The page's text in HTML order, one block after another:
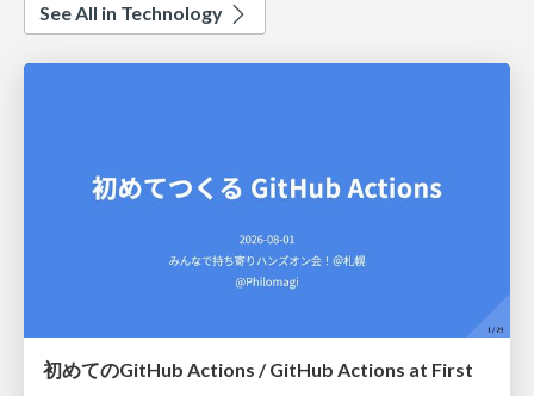
See All in Technology
初めてのGitHub Actions / GitHub Actions at First